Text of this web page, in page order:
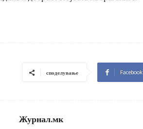
споделување Facebook
Журнал.мк